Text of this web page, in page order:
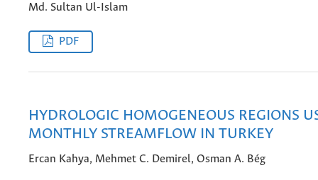
Md. Sultan Ul-Islam
PDF
HYDROLOGIC HOMOGENEOUS REGIONS
MONTHLY STREAMFLOW IN TURKEY
Ercan Kahya, Mehmet C. Demirel, Osman A. Bég